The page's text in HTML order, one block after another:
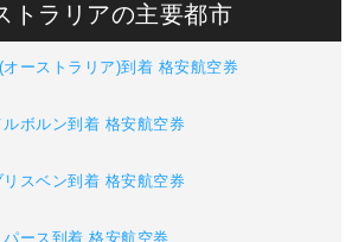
トラリアの主要都市
オーストラリア)到着 格安航空券
ルボルン到着 格安航空券
リスベン到着 格安航空券
パース到着 格安航空券